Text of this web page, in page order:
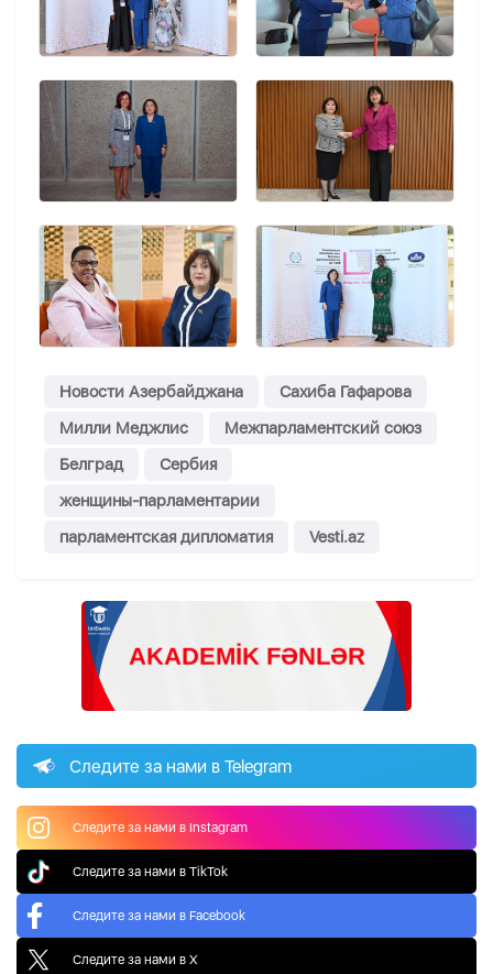
Новости Азербайджана
Сахиба Гафарова
Милли Меджлис
Межпарламентский союз
Белград
Сербия
женщины-парламентарии
парламентская дипломатия
Vesti.az
Следите за нами в Telegram
Следите за нами в Instagram
Следите за нами в TikTok
Следите за нами в Facebook
Следите за нами в X